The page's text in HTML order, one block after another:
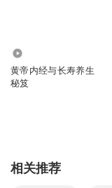
黄帝内经与长寿养生
秘笈
相关推荐